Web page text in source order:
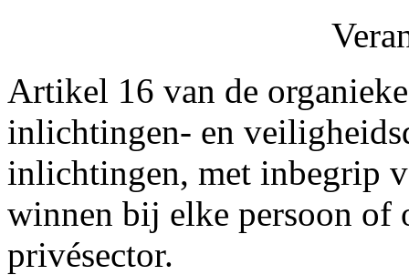
Artikel 16 van de
inlichtingen- en
inlichtingen, met inbegrip
winnen bij elke persoon of
privésector.